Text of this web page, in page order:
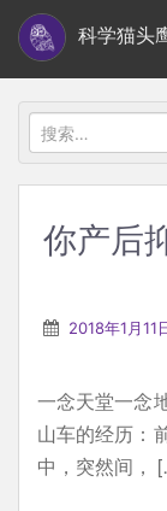
i
科学猫头
搜
索：
你产后
2018年1月11
一念天堂一念
山车的经历：
中，突然间，